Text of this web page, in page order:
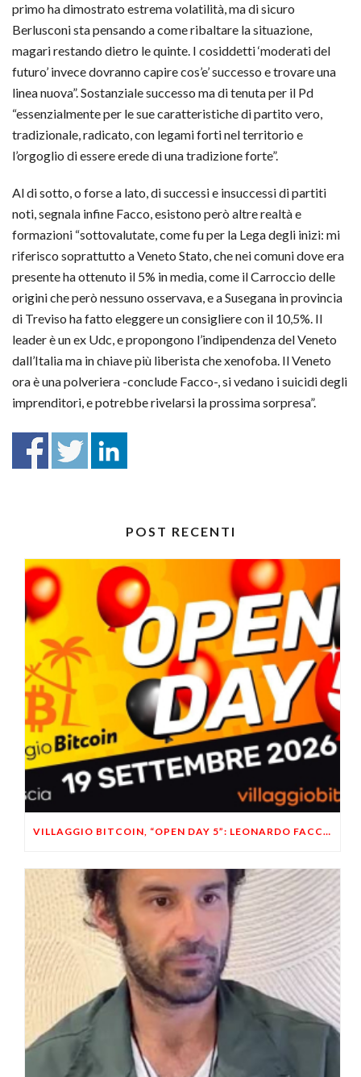
primo ha dimostrato estrema volatilità, ma di sicuro
Berlusconi sta pensando a come ribaltare la situazione,
magari restando dietro le quinte. I cosiddetti ‘moderati del
futuro’ invece dovranno capire cos’e’ successo e trovare una
linea nuova”. Sostanziale successo ma di tenuta per il Pd
“essenzialmente per le sue caratteristiche di partito vero,
tradizionale, radicato, con legami forti nel territorio e
l’orgoglio di essere erede di una tradizione forte”.
Al di sotto, o forse a lato, di successi e insuccessi di partiti
noti, segnala infine Facco, esistono però altre realtà e
formazioni “sottovalutate, come fu per la Lega degli inizi: mi
riferisco soprattutto a Veneto Stato, che nei comuni dove era
presente ha ottenuto il 5% in media, come il Carroccio delle
origini che però nessuno osservava, e a Susegana in provincia
di Treviso ha fatto eleggere un consigliere con il 10,5%. Il
leader è un ex Udc, e propongono l’indipendenza del Veneto
dall’Italia ma in chiave più liberista che xenofoba. Il Veneto
ora è una polveriera -conclude Facco-, si vedano i suicidi degli
imprenditori, e potrebbe rivelarsi la prossima sorpresa”.
POST RECENTI
VILLAGGIO BITCOIN, “OPEN DAY 5”: LEONARDO FACCO OSPITE A BRESCIA